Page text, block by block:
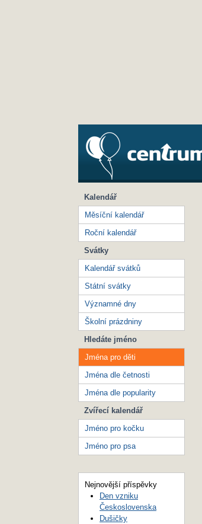
Kalendář
Měsíční kalendář
Roční kalendář
Svátky
Kalendář svátků
Státní svátky
Významné dny
Školní prázdniny
Hledáte jméno
Jména pro děti
Jména dle četnosti
Jména dle popularity
Zvířecí kalendář
Jméno pro kočku
Jméno pro psa
Nejnovější příspěvky
Den vzniku
Československa
Dušičky